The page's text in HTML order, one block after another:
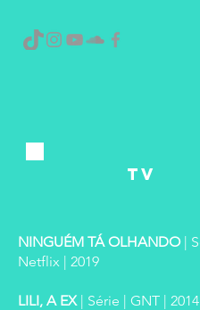
TV
NINGUÉM TÁ OLHANDO|
Netflix | 2019
LILI, A EX| Série | GNT | 2014